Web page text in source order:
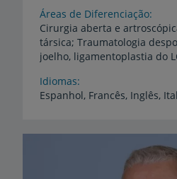
Áreas de Diferenciação
Cirurgia aberta e
társica; Traumatologia
Idiomas
Espanhol, Francês, Inglês,